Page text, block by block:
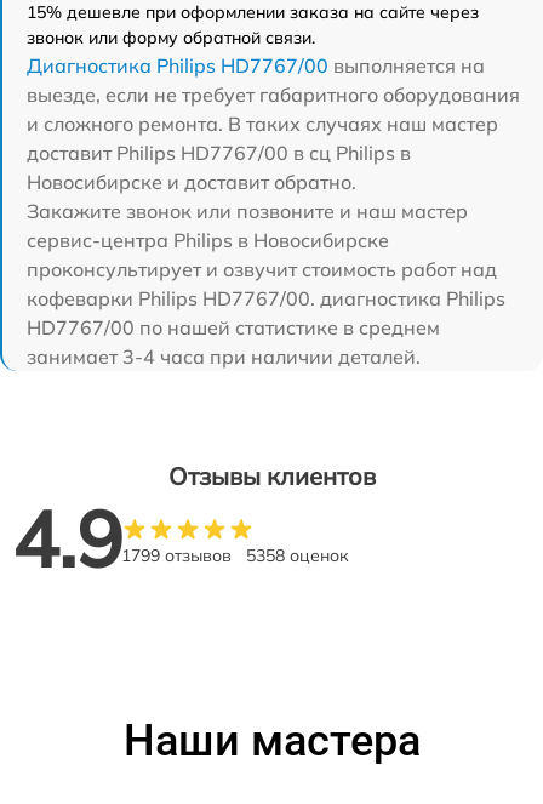
15% дешевле при оформлении заказа на сайте через
звонок или форму обратной связи.
Диагностика Philips HD7767/00 выполняется на
выезде, если не требует габаритного оборудования
и сложного ремонта. В таких случаях наш мастер
доставит Philips HD7767/00 в сц Philips в
Новосибирске и доставит обратно.
Закажите звонок или позвоните и наш мастер
сервис-центра Philips в Новосибирске
проконсультирует и озвучит стоимость работ над
кофеварки Philips HD7767/00. диагностика Philips
HD7767/00 по нашей статистике в среднем
занимает 3-4 часа при наличии деталей.
Отзывы клиентов
4.91799 отзывов 5358 оценок
Наши мастера